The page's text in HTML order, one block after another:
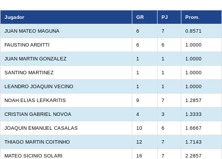
Jugador GR PJ Prom.
JUAN MATEO MAGUNA 6 7 0.8571
FAUSTINO ARDITTI 6 6 1.0000
JUAN MARTIN GONZALEZ 1 1 1.0000
SANTINO MARTINEZ 1 1 1.0000
LEANDRO JOAQUIN VECINO 1 1 1.0000
NOAH ELIAS LEFKARITIS 9 7 1.2857
CRISTIAN GABRIEL NOVOA 4 3 1.3333
JOAQUIN EMANUEL CASALAS 10 6 1.6667
THIAGO MARTIN COITINHO 12 7 1.7143
MATEO SICINIO SOLARI 16 7 2.2857